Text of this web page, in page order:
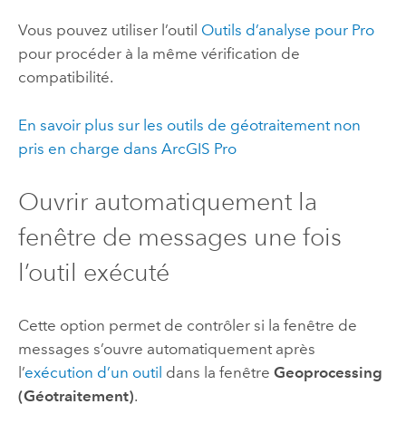
Vous pouvez utiliser l’outil Outils d’analyse pour Pro
pour procéder à la même vérification de
compatibilité.
En savoir plus sur les outils de géotraitement non
pris en charge dans ArcGIS Pro
Ouvrir automatiquement la
fenêtre de messages une fois
l’outil exécuté
Cette option permet de contrôler si la fenêtre de
messages s’ouvre automatiquement après
l’exécution d’un outil dans la fenêtre Geoprocessing
(Géotraitement).